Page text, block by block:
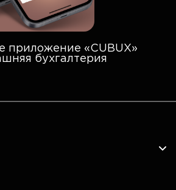
приложение «CUBUX»
бухгалтерия